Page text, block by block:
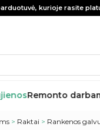
kurioje rasite
Remonto
> Raktai > Rankenos